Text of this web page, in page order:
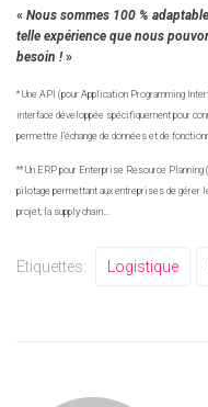
« Nous sommes 100 %
telle expérience que nous
besoin !»
* Une API (pour Application Programming
interface développée spécifiquement pour
permettre l’échange de données et de
** Un ERP pour Enterprise Resource
pilotage permettant aux entreprises de gérer
projet, la supply chain…
Etiquettes: Logistique